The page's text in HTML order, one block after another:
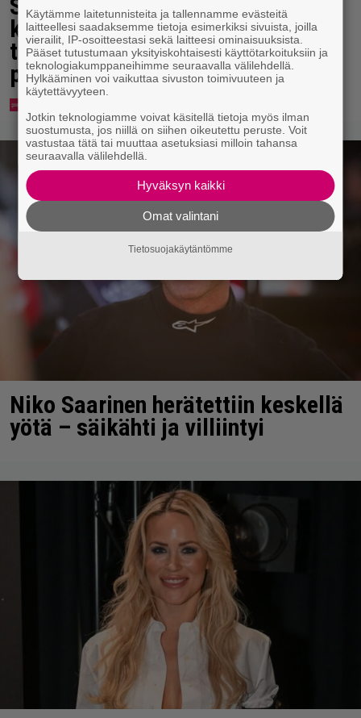
Spider-Man-näytös päättyi
kaaokseen – koko elokuvateatteri
tyhjeni yhden katsojan pahojen
pierujen vuoksi
Niko Saarinen herätettiin keskellä
yötä – säikähti ja villiintyi
Käytämme laitetunnisteita ja tallennamme evästeitä
laitteellesi saadaksemme tietoja esimerkiksi sivuista, joilla
vierailit, IP-osoitteestasi sekä laitteesi ominaisuuksista.
Pääset tutustumaan yksityiskohtaisesti käyttötarkoituksiin ja
teknologiakumppaneihimme seuraavalla välilehdellä.
Hylkääminen voi vaikuttaa sivuston toimivuuteen ja
käytettävyyteen.
Jotkin teknologiamme voivat käsitellä tietoja myös ilman
suostumusta, jos niillä on siihen oikeutettu peruste. Voit
vastustaa tätä tai muuttaa asetuksiasi milloin tahansa
seuraavalla välilehdellä.
Hyväksyn kaikki
Omat valintani
Tietosuojakäytäntömme